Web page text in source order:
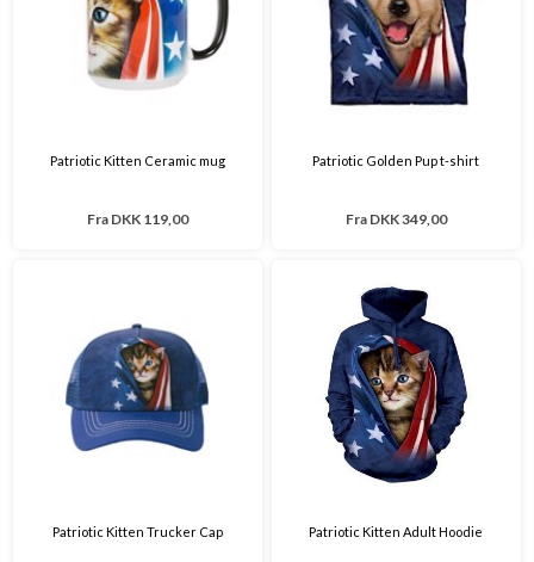
Patriotic Kitten Ceramic mug
Fra DKK 119,00
Patriotic Golden Pup t-shirt
Fra DKK 349,00
Patriotic Kitten Trucker Cap Patriotic Kitten Adult Hoodie